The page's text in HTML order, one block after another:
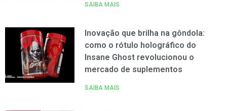
SAIBA MAIS
Inovação que brilha na gôndola:
como o rótulo holográfico do
Insane Ghost revolucionou o
mercado de suplementos
SAIBA MAIS